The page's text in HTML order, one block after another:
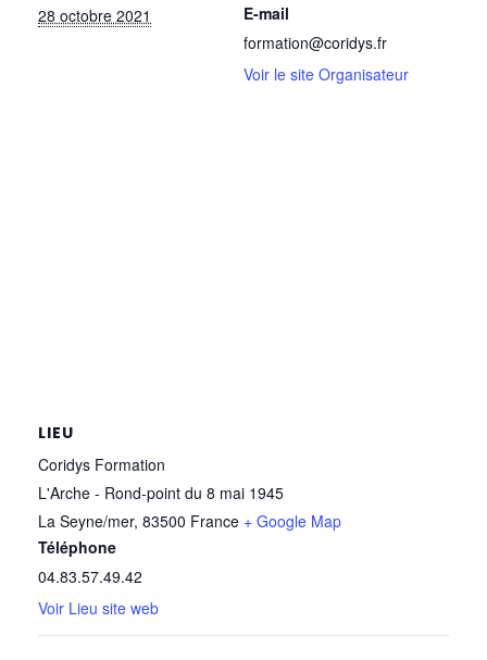
28 octobre 2021
E-mail
formation@coridys.fr
Voir le site Organisateur
LIEU
Coridys Formation
L'Arche - Rond-point du 8 mai 1945
La Seyne/mer, 83500 France + Google Map
Téléphone
04.83.57.49.42
Voir Lieu site web